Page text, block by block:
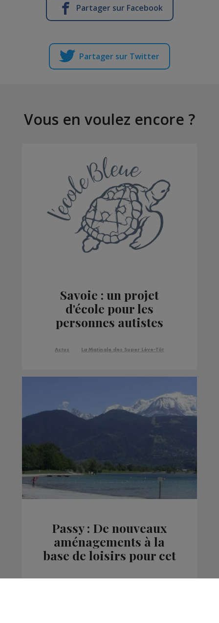
Partager sur Facebook
Partager sur Twitter
Vous en voulez encore ?
Savoie : un projet
d'école pour les
personnes autistes
Actus La Matinale des Super Lève-Tôt
Passy : De nouveaux
aménagements à la
base de loisirs pour cet